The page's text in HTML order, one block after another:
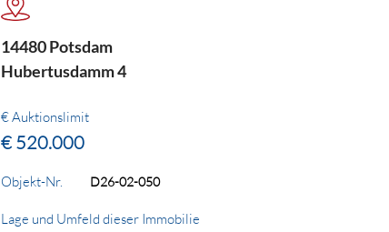
14480 Potsdam
Hubertusdamm 4
€ Auktionslimit
€ 520.000
Objekt-Nr. D26-02-050
Lage und Umfeld dieser Immobilie